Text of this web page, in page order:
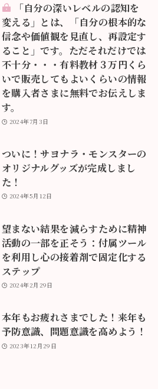
「自分の深いレベルの認知を
変える」とは、「自分の根本的な
信念や価値観を見直し、再設定す
ること」です。ただそれだけでは
不十分・・・有料教材３万円くら
いで販売してもよいくらいの情報
を購入者さまに無料でお伝えしま
す。
2024年7月3日
ついに！サヨナラ・モンスターの
オリジナルグッズが完成しまし
た！
2024年5月12日
望まない結果を減らすために精神
活動の一部を正そう：付属ツール
を利用し心の接着剤で固定化する
ステップ
2024年2月29日
本年もお疲れさまでした！来年も
予防意識、問題意識を高めよう！
2023年12月29日